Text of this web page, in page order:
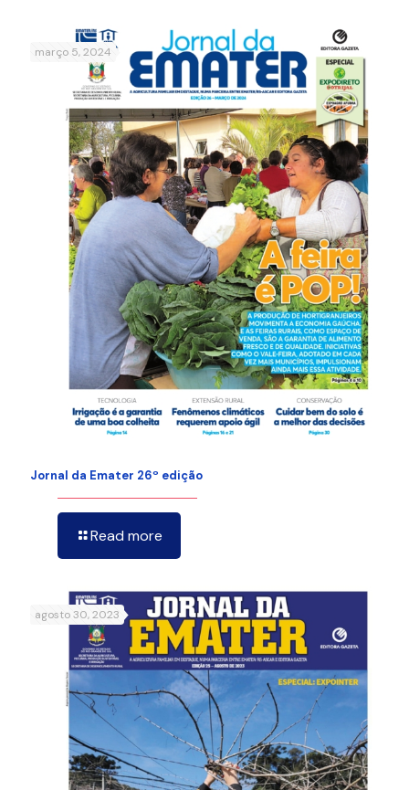
março 5, 2024
Jornal da Emater 26º edição
Read more
agosto 30, 2023